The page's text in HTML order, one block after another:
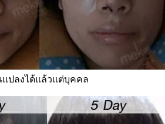
ปลงได้แล้วเเต่บุคคล